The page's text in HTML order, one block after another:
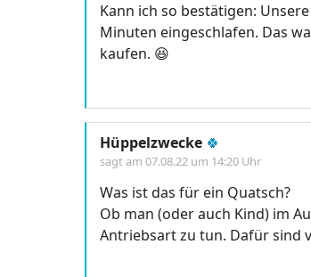
Kann ich so bestätigen:
Minuten eingeschlafen. Das
kaufen. 😆
Hüppelzwecke 🍀
sagt am 07.08.22 um 14:20 Uhr
Was ist das für ein Quatsch?
Ob man (oder auch Kind) im
Antriebsart zu tun. Dafür sind